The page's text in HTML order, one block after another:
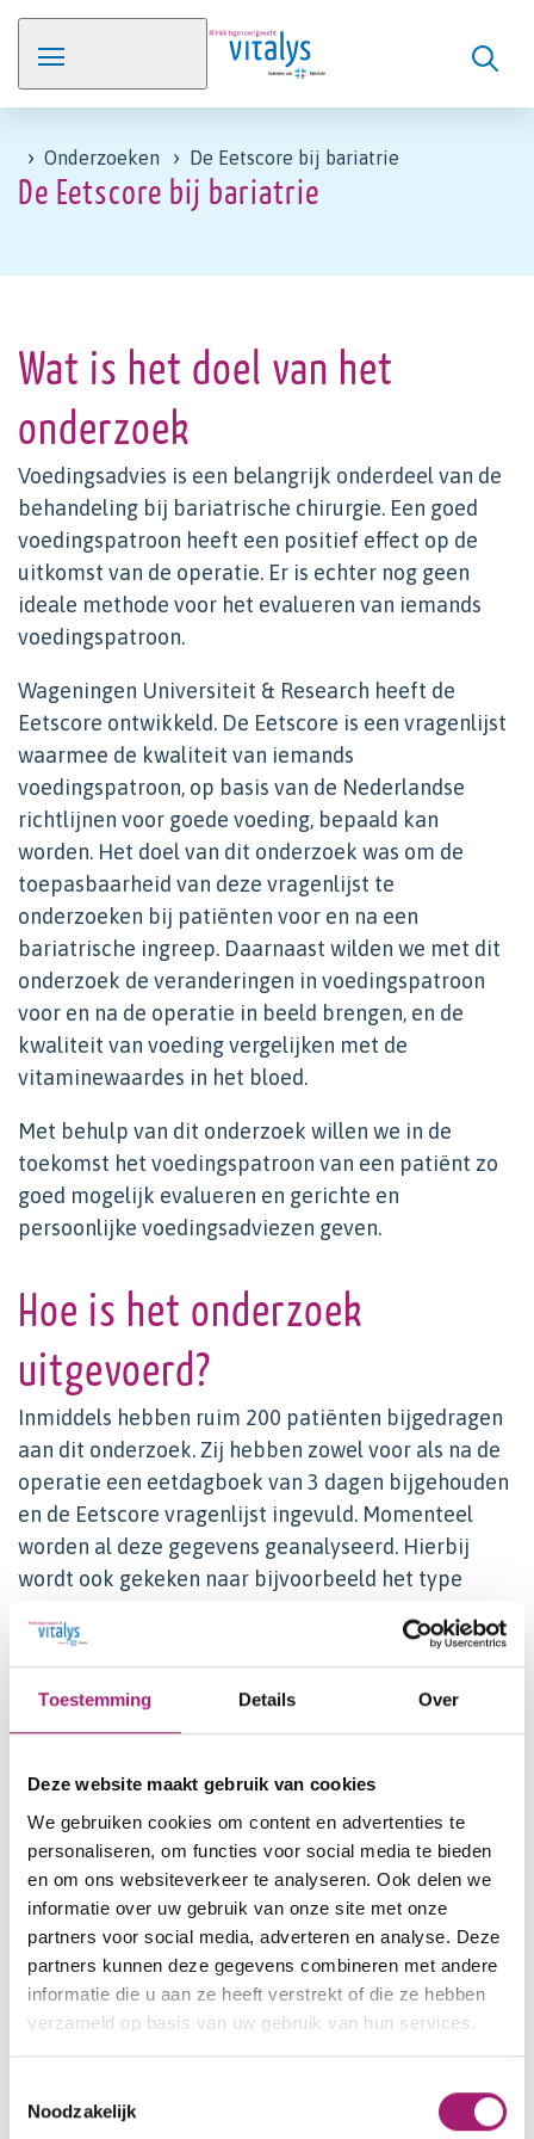
Toestemming Details Over
Deze website maakt gebruik van cookies
We gebruiken cookies om content en advertenties te
personaliseren, om functies voor social media te bieden
en om ons websiteverkeer te analyseren. Ook delen we
informatie over uw gebruik van onze site met onze
partners voor social media, adverteren en analyse. Deze
partners kunnen deze gegevens combineren met andere
informatie die u aan ze heeft verstrekt of die ze hebben
verzameld op basis van uw gebruik van hun services.
Noodzakelijk
De Eetscore bij bariatrie
Onderzoeken De Eetscore bij bariatrie
Wat is het doel van het
onderzoek
Voedingsadvies is een belangrijk onderdeel van de
behandeling bij bariatrische chirurgie. Een goed
voedingspatroon heeft een positief effect op de
uitkomst van de operatie. Er is echter nog geen
ideale methode voor het evalueren van iemands
voedingspatroon.
Wageningen Universiteit & Research heeft de
Eetscore ontwikkeld. De Eetscore is een vragenlijst
waarmee de kwaliteit van iemands
voedingspatroon, op basis van de Nederlandse
richtlijnen voor goede voeding, bepaald kan
worden. Het doel van dit onderzoek was om de
toepasbaarheid van deze vragenlijst te
onderzoeken bij patiënten voor en na een
bariatrische ingreep. Daarnaast wilden we met dit
onderzoek de veranderingen in voedingspatroon
voor en na de operatie in beeld brengen, en de
kwaliteit van voeding vergelijken met de
vitaminewaardes in het bloed.
Met behulp van dit onderzoek willen we in de
toekomst het voedingspatroon van een patiënt zo
goed mogelijk evalueren en gerichte en
persoonlijke voedingsadviezen geven.
Hoe is het onderzoek
uitgevoerd?
Inmiddels hebben ruim 200 patiënten bijgedragen
aan dit onderzoek. Zij hebben zowel voor als na de
operatie een eetdagboek van 3 dagen bijgehouden
en de Eetscore vragenlijst ingevuld. Momenteel
worden al deze gegevens geanalyseerd. Hierbij
wordt ook gekeken naar bijvoorbeeld het type
Wat zijn de resultaten ?
Uitkomsten Onderzoek Eetscore bij bariatrie
(infographic)
In dit onderzoek werken we
samen met:
Dit onderzoek is opgezet binnen de Alliantie
Voeding in de Zorg en is een samenwerking van
Rijnstate, Vitalys, Wageningen University &
Research en het Ziekenhuis Gelderse Vallei (ZGV).